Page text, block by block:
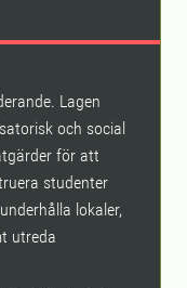
Lagen
och social
för att
studenter
lokaler,
utreda